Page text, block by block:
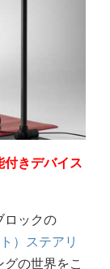
付きデバイス
ロックの
）ステアリ
グの世界をこ